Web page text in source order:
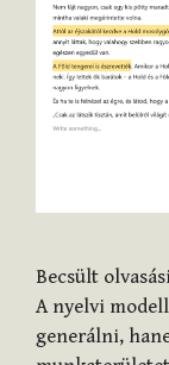
Becsült
A nyelvi
generálni,